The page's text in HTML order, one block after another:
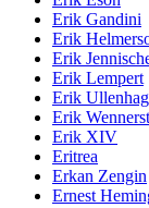
Erik Gandini
Erik
Erik
Erik Lempert
Erik Ullenhag
Erik
Erik XIV
Eritrea
Erkan Zengin
Ernest